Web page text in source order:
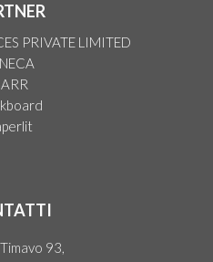
PRIVATE LIMITED
93,